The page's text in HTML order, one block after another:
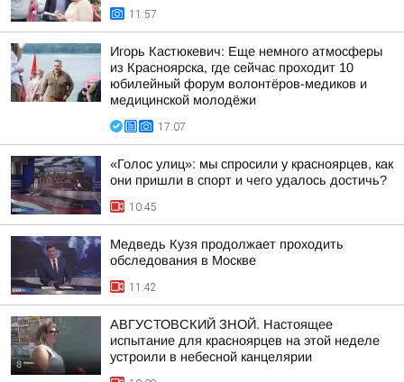
11:57
Игорь Кастюкевич: Еще немного атмосферы
из Красноярска, где сейчас проходит 10
юбилейный форум волонтёров-медиков и
медицинской молодёжи
17:07
«Голос улиц»: мы спросили у красноярцев, как
они пришли в спорт и чего удалось достичь?
10:45
Медведь Кузя продолжает проходить
обследования в Москве
11:42
АВГУСТОВСКИЙ ЗНОЙ. Настоящее
испытание для красноярцев на этой неделе
устроили в небесной канцелярии